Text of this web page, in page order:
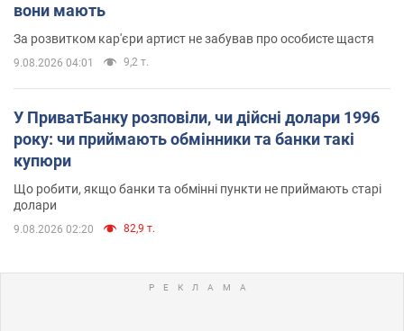
вони мають
За розвитком кар'єри артист не забував про особисте щастя
9.08.2026 04:01 9,2 т.
У ПриватБанку розповіли, чи дійсні долари 1996
року: чи приймають обмінники та банки такі
купюри
Що робити, якщо банки та обмінні пункти не приймають старі
долари
9.08.2026 02:20 82,9 т.